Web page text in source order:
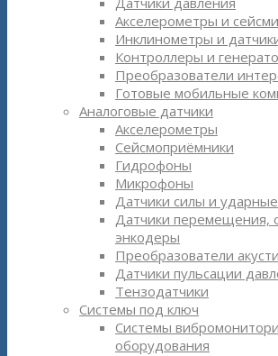
Акселерометры и
Инклинометры и
Контроллеры и
Преобразователи
Готовые мобильные
Аналоговые датчики
Акселерометры
Сейсмоприёмники
Гидрофоны
Микрофоны
Датчики силы и
Датчики перемещения,
энкодеры
Преобразователи
Датчики пульсации
Тензодатчики
Системы под ключ
Системы
оборудования